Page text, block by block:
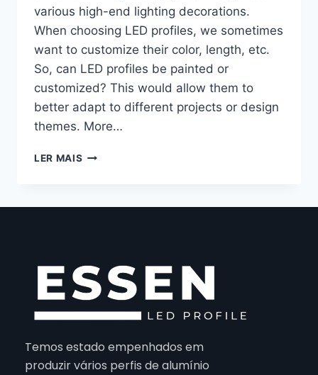
various high-end lighting decorations.
When choosing LED profiles, we sometimes
want to customize their color, length, etc.
So, can LED profiles be painted or
customized? This would allow them to
better adapt to different projects or design
themes. More…
LER MAIS
Temos estado empenhados em
produzir vários perfis de alumínio